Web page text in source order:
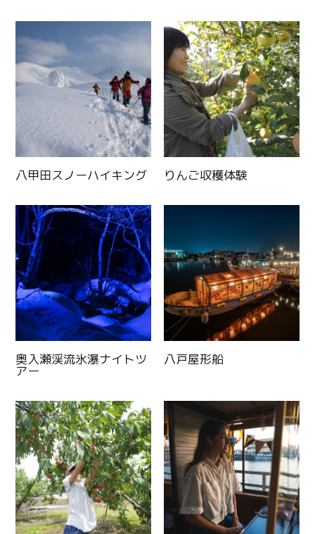
八甲田スノーハイキング りんご収穫体験
奥入瀬渓流氷瀑ナイトツ
アー
八戸屋形船